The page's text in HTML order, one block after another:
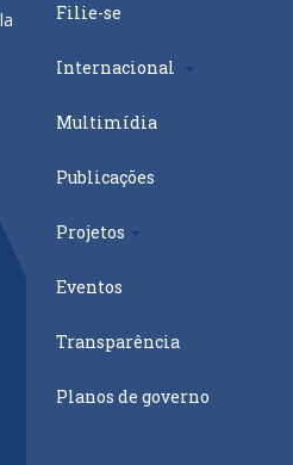
Filie-se
Internacional
Multimídia
Publicações
Projetos
Eventos
Transparência
Planos de governo